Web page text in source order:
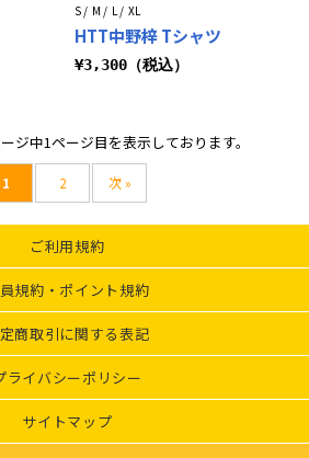
S / M / L / XL
HTT中野梓 Tシャツ
¥3,300（税込）
ジ中1ページ目を表示しております。
1 2 次 »
ご利用規約
規約・ポイント規約
商取引に関する表記
ライバシーポリシー
サイトマップ